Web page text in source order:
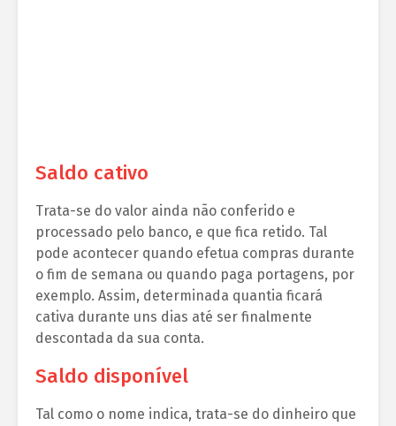
Saldo cativo
Trata-se do valor ainda não conferido e
processado pelo banco, e que fica retido. Tal
pode acontecer quando efetua compras durante
o fim de semana ou quando paga portagens, por
exemplo. Assim, determinada quantia ficará
cativa durante uns dias até ser finalmente
descontada da sua conta.
Saldo disponível
Tal como o nome indica, trata-se do dinheiro que